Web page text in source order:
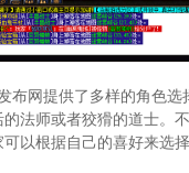
布网提供了多样的角色选
法师或者狡猾的道士。
以根据自己的喜好来选择